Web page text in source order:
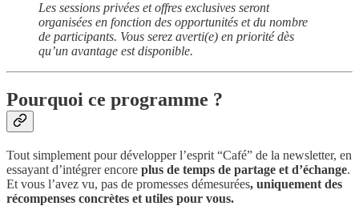
Les sessions privées et offres exclusives seront
organisées en fonction des opportunités et du nombre
de participants. Vous serez averti(e) en priorité dès
qu’un avantage est disponible.
Pourquoi ce programme ?
Tout simplement pour développer l’esprit “Café” de la newsletter, en
essayant d’intégrer encore plus de temps de partage et d’échange.
Et vous l’avez vu, pas de promesses démesurées, uniquement des
récompenses concrètes et utiles pour vous.